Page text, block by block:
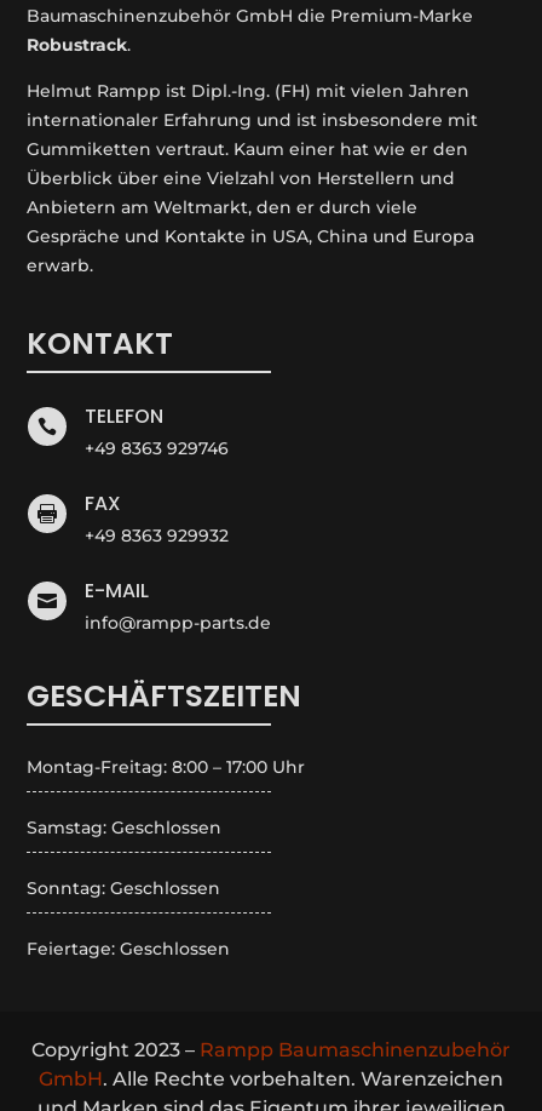
Baumaschinenzubehör GmbH die Premium-Marke
Robustrack.
Helmut Rampp ist Dipl.-Ing. (FH) mit vielen Jahren
internationaler Erfahrung und ist insbesondere mit
Gummiketten vertraut. Kaum einer hat wie er den
Überblick über eine Vielzahl von Herstellern und
Anbietern am Weltmarkt, den er durch viele
Gespräche und Kontakte in USA, China und Europa
erwarb.
KONTAKT
 TELEFON
+49 8363 929746
 FAX
+49 8363 929932
 E-MAIL
info@rampp-parts.de
GESCHÄFTSZEITEN
Montag-Freitag: 8:00 – 17:00 Uhr
Samstag: Geschlossen
Sonntag: Geschlossen
Feiertage: Geschlossen
Copyright 2023 – Rampp Baumaschinenzubehör
GmbH. Alle Rechte vorbehalten. Warenzeichen